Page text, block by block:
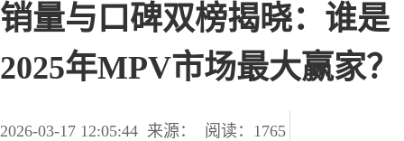
销量与口碑双榜揭晓：谁是
2025年MPV市场最大赢家？
2026-03-17 12:05:44 来源： 阅读：1765